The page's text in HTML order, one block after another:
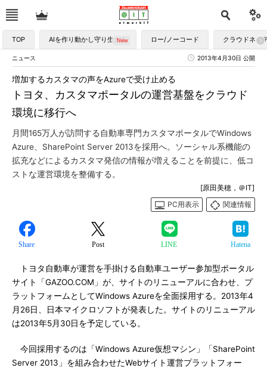
TOP AIを作り動かし守り生かす ロー/ノーコード クラウドネイ
ニュース 2013年4月30日 公開
トヨタ、カスタマポータルの運営基盤をクラウド
環境に移行へ
増加するカスタマの声をAzureで受け止める
月間165万人が訪問する自動車専門カスタマポータルでWindows
Azure、SharePoint Server 2013を採用へ。ソーシャル系機能の
拡充などによるカスタマ発信の情報が増えることを前提に、低コ
ストな運営環境を整備する。
[原田美穂，＠IT]
PC用表示
関連情報
Share Post LINE Hatena
トヨタ自動車が運営を手掛ける自動車ユーザー参加型ポータル
サイト「GAZOO.COM」が、サイトのリニューアルに合わせ、プ
ラットフォームとしてWindows Azureを全面採用する。2013年4
月26日、日本マイクロソフトが発表した。サイトのリニューアル
は2013年5月30日を予定している。
今回採用するのは「Windows Azure仮想マシン」「SharePoint
Server 2013」を組み合わせたWebサイト運営プラットフォー